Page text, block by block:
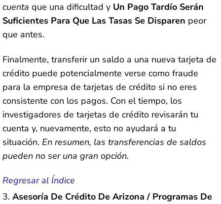
cuenta que una dificultad y Un Pago Tardío Serán
Suficientes Para Que Las Tasas Se Disparen peor
que antes.
Finalmente, transferir un saldo a una nueva tarjeta de
crédito puede potencialmente verse como fraude
para la empresa de tarjetas de crédito si no eres
consistente con los pagos. Con el tiempo, los
investigadores de tarjetas de crédito revisarán tu
cuenta y, nuevamente, esto no ayudará a tu
situación. En resumen, las transferencias de saldos
pueden no ser una gran opción.
Regresar al Índice
Asesoría De Crédito De Arizona / Programas De